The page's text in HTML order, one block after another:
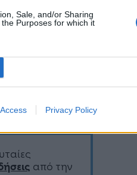
Sale, and/or Sharing
Purposes for which it
Privacy Policy
πρώτοι
από την